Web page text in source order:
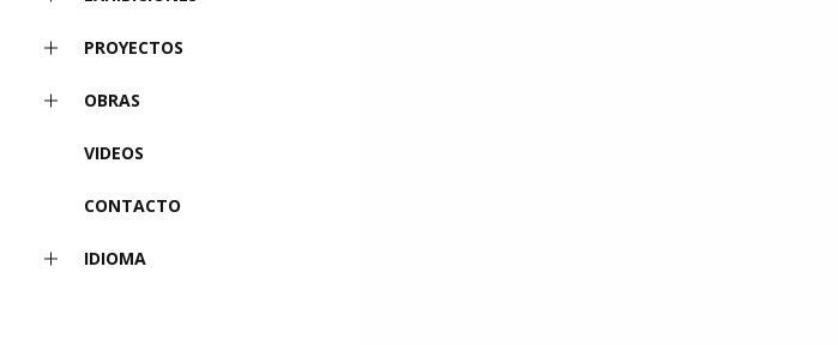
PROYECTOS
OBRAS
VIDEOS
CONTACTO
IDIOMA